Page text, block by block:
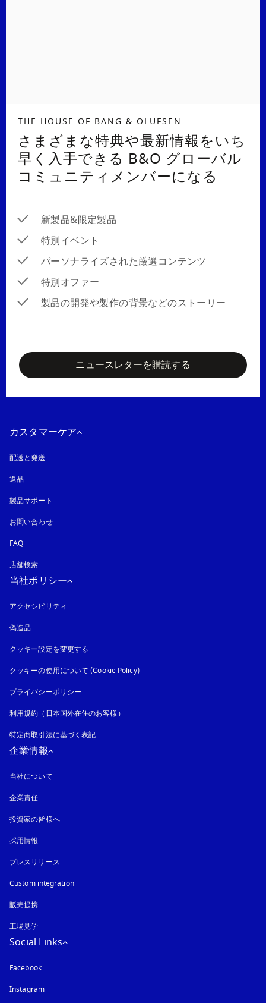
THE HOUSE OF BANG & OLUFSEN
さまざまな特典や最新情報をいち
早く入手できる B&O グローバル
コミュニティメンバーになる
新製品&限定製品
特別イベント
パーソナライズされた厳選コンテンツ
特別オファー
製品の開発や製作の背景などのストーリー
ニュースレターを購読する
カスタマーケア
配送と発送
返品
製品サポート
お問い合わせ
FAQ
店舗検索
当社ポリシー
アクセシビリティ
偽造品
クッキー設定を変更する
クッキーの使用について (Cookie Policy)新しいタブに表示されます
プライバシーポリシー
利用規約（日本国外在住のお客様）
特定商取引法に基づく表記
企業情報
当社について
企業責任
投資家の皆様へ
採用情報
プレスリリース
Custom integration
販売提携
工場見学
Social Links
Facebook
Instagram新しいタブに表示されます